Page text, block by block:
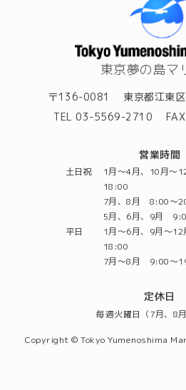
東京夢の島マ
〒136-0081
東京都江東
TEL 03-5569-2710
営業時間
土日祝
1月～4月、10月
18:00
7月、8月 8:00～
5月、6月、9月
平日
1月～6月、9月～
18:00
7月～8月 9:00～
定休日
毎週火曜日（7月、8月
Copyright © Tokyo Yumenoshima